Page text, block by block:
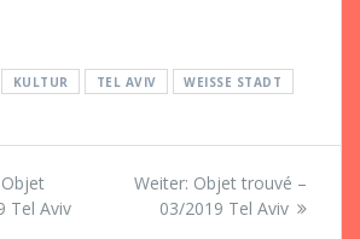
KULTUR TEL AVIV WEISSE STADT
Vorheriger
Beitrag:
Objet
Tel Aviv
Weiter: Nächster
Beitrag:
Objet trouvé –
03/2019 Tel Aviv